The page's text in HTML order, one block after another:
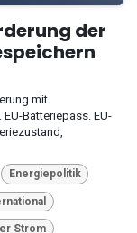
der
mit
Batteriepass. EU-
Energiepolitik
Strom